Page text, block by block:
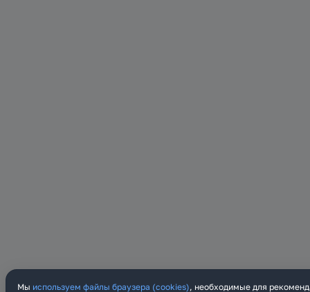
Мы используем файлы браузера (cookies), необходимые для